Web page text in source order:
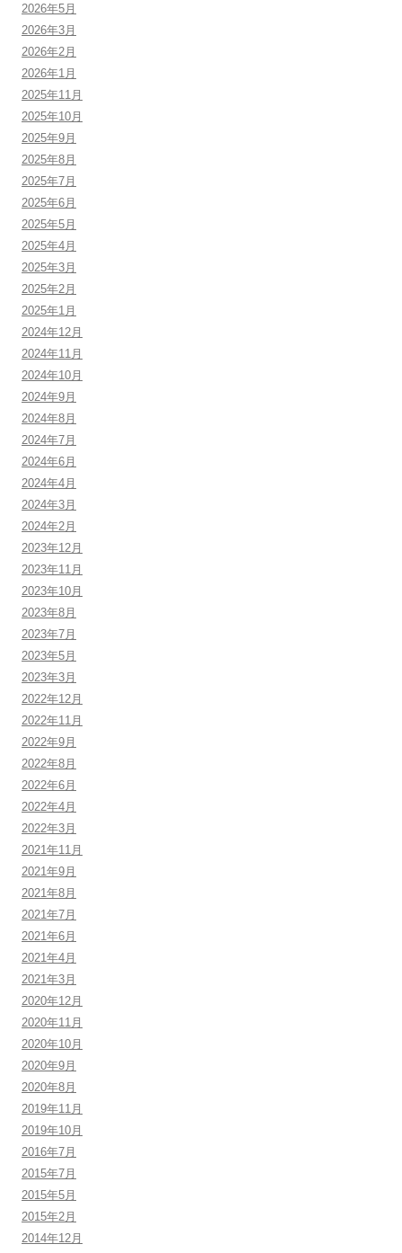
2026年5月
2026年3月
2026年2月
2026年1月
2025年11月
2025年10月
2025年9月
2025年8月
2025年7月
2025年6月
2025年5月
2025年4月
2025年3月
2025年2月
2025年1月
2024年12月
2024年11月
2024年10月
2024年9月
2024年8月
2024年7月
2024年6月
2024年4月
2024年3月
2024年2月
2023年12月
2023年11月
2023年10月
2023年8月
2023年7月
2023年5月
2023年3月
2022年12月
2022年11月
2022年9月
2022年8月
2022年6月
2022年4月
2022年3月
2021年11月
2021年9月
2021年8月
2021年7月
2021年6月
2021年4月
2021年3月
2020年12月
2020年11月
2020年10月
2020年9月
2020年8月
2019年11月
2019年10月
2016年7月
2015年7月
2015年5月
2015年2月
2014年12月